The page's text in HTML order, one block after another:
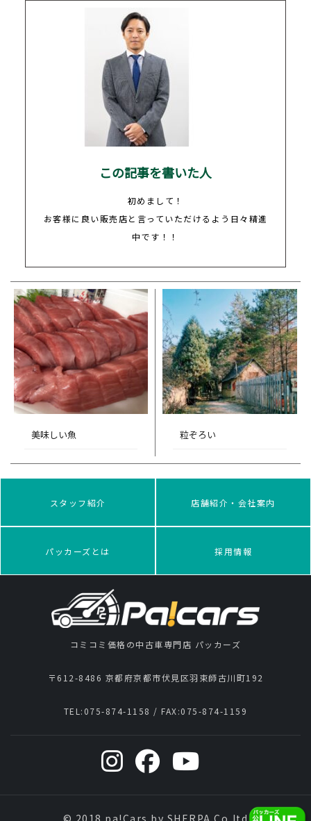
この記事を書いた人
初めまして！
お客様に良い販売店と言っていただけるよう日々精進
中です！！
美味しい魚 粒ぞろい
スタッフ紹介 店舗紹介・会社案内
パッカーズとは 採用情報
コミコミ価格の中古車専門店 パッカーズ
〒612-8486 京都府京都市伏見区羽束師古川町192
TEL: 075-874-1158 / FAX:075-874-1159